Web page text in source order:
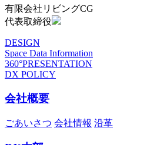
有限会社リビングCG
代表取締役
DESIGN
Space Data Information
360°PRESENTATION
DX POLICY
会社概要
ごあいさつ 会社情報 沿革